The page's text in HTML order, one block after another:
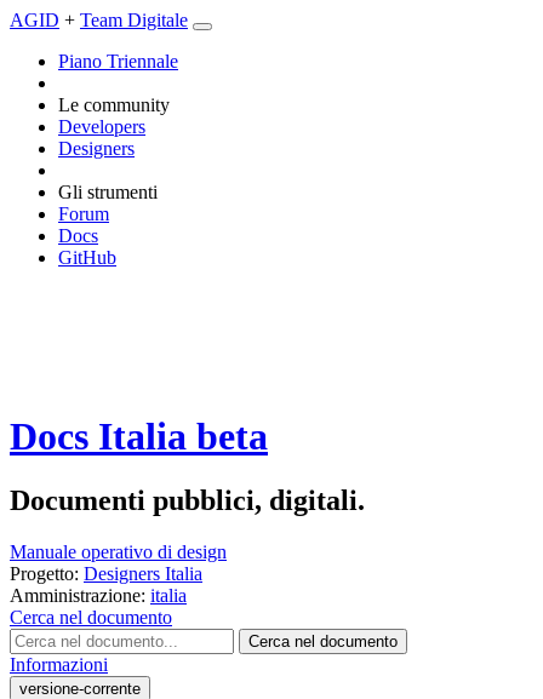
AGID + Team Digitale
Piano Triennale
Le community
Developers
Designers
Gli strumenti
Forum
Docs
GitHub
Docs Italia beta
Documenti pubblici, digitali.
Manuale operativo di design
Progetto: Designers Italia
Amministrazione: italia
Cerca nel documento
Cerca nel documento
Informazioni
versione-corrente